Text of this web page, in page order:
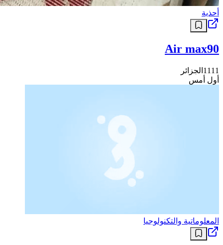
أحذية
Air max90
1111 الجزائر
أول أمس
المعلوماتية والتكنولوجيا